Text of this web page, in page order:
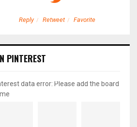
Reply Retweet Favorite
PINTEREST
data error: Please add the board